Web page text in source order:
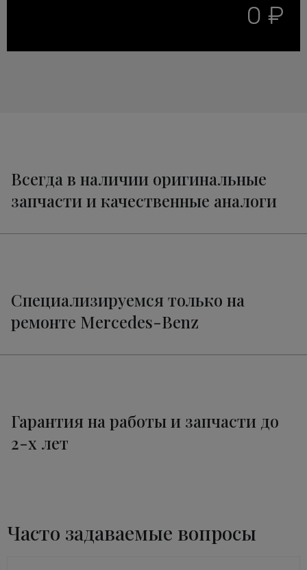
0 ₽
Всегда в наличии оригинальные
запчасти и качественные аналоги
Специализируемся только на
ремонте Mercedes-Benz
Гарантия на работы и запчасти до
2-х лет
Часто задаваемые вопросы